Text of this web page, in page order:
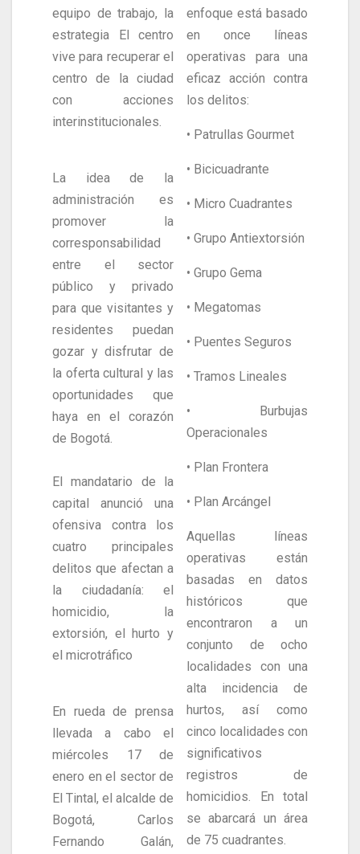
equipo de trabajo, la
estrategia El centro
vive para recuperar el
centro de la ciudad
con acciones
interinstitucionales.
La idea de la
administración es
promover la
corresponsabilidad
entre el sector
público y privado
para que visitantes y
residentes puedan
gozar y disfrutar de
la oferta cultural y las
oportunidades que
haya en el corazón
de Bogotá.
El mandatario de la
capital anunció una
ofensiva contra los
cuatro principales
delitos que afectan a
la ciudadanía: el
homicidio, la
extorsión, el hurto y
el microtráfico
En rueda de prensa
llevada a cabo el
miércoles 17 de
enero en el sector de
El Tintal, el alcalde de
Bogotá, Carlos
Fernando Galán,
enfoque está basado
en once líneas
operativas para una
eficaz acción contra
los delitos:
• Patrullas Gourmet
• Bicicuadrante
• Micro Cuadrantes
• Grupo Antiextorsión
• Grupo Gema
• Megatomas
• Puentes Seguros
• Tramos Lineales
• Burbujas
Operacionales
• Plan Frontera
• Plan Arcángel
Aquellas líneas
operativas están
basadas en datos
históricos que
encontraron a un
conjunto de ocho
localidades con una
alta incidencia de
hurtos, así como
cinco localidades con
significativos
registros de
homicidios. En total
se abarcará un área
de 75 cuadrantes.